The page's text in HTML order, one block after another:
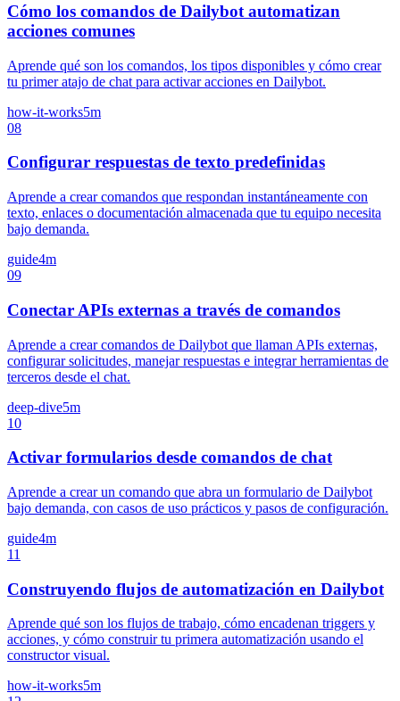
Cómo los comandos de Dailybot automatizan
acciones comunes
Aprende qué son los comandos, los tipos disponibles y cómo crear
tu primer atajo de chat para activar acciones en Dailybot.
how-it-works5m
08
Configurar respuestas de texto predefinidas
Aprende a crear comandos que respondan instantáneamente con
texto, enlaces o documentación almacenada que tu equipo necesita
bajo demanda.
guide4m
09
Conectar APIs externas a través de comandos
Aprende a crear comandos de Dailybot que llaman APIs externas,
configurar solicitudes, manejar respuestas e integrar herramientas de
terceros desde el chat.
deep-dive5m
10
Activar formularios desde comandos de chat
Aprende a crear un comando que abra un formulario de Dailybot
bajo demanda, con casos de uso prácticos y pasos de configuración.
guide4m
11
Construyendo flujos de automatización en Dailybot
Aprende qué son los flujos de trabajo, cómo encadenan triggers y
acciones, y cómo construir tu primera automatización usando el
constructor visual.
how-it-works5m